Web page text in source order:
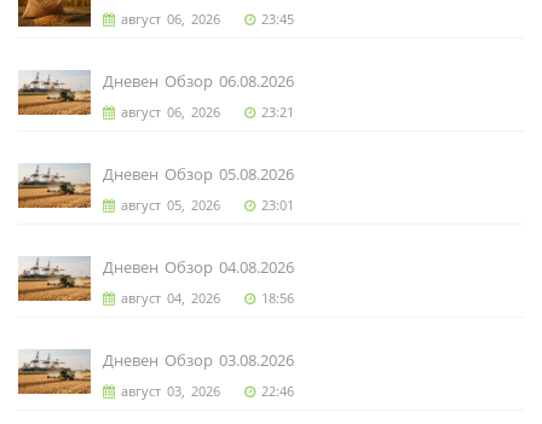
август 06, 2026 23:45
Дневен Обзор 06.08.2026
август 06, 2026 23:21
Дневен Обзор 05.08.2026
август 05, 2026 23:01
Дневен Обзор 04.08.2026
август 04, 2026 18:56
Дневен Обзор 03.08.2026
август 03, 2026 22:46